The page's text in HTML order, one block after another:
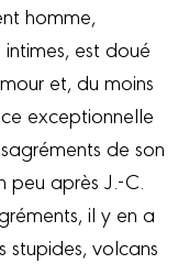
homme,
est doué
et, du moins
exceptionnelle
de son
après J.-C.
il y en a
stupides, volcans